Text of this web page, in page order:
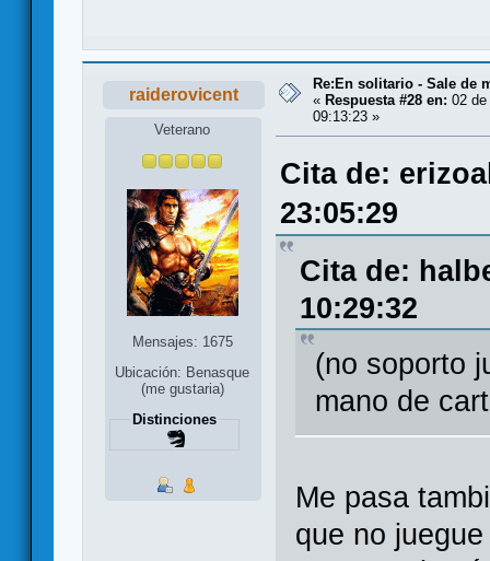
raiderovicent
Veterano
Mensajes: 1675
Ubicación: Benasque
(me gustaria)
Distinciones
Re:En solitario - Sale de
« Respuesta #28 en: 02 de
09:13:23 »
Cita de:
23:05:29
Cita de:
10:29:32
(no soporto
mano de
Me pasa
que no